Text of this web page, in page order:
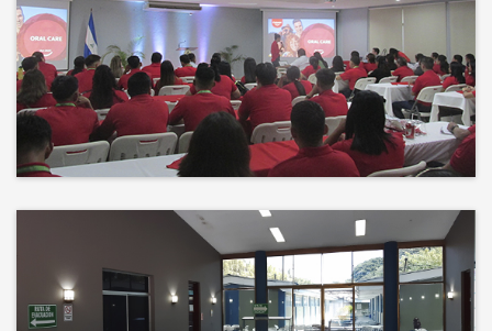
Desconectamos para conectar.
Entre risas, brisa fresca y un
ambiente natural
Events